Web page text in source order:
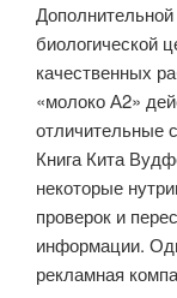
биологической
качественных
«молоко А2»
отличительные
Книга Кита
некоторые
проверок и
информации.
рекламная